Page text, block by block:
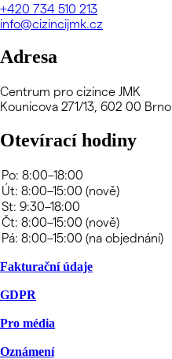
+420 734 510 213
info@cizincijmk.cz
Adresa
Centrum pro cizince JMK
Kounicova 271/13, 602 00 Brno
Otevírací hodiny
Fakturační údaje
GDPR
Pro média
Oznámení